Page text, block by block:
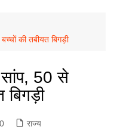
की तबीयत बिगड़ी
50 से
0 राज्य